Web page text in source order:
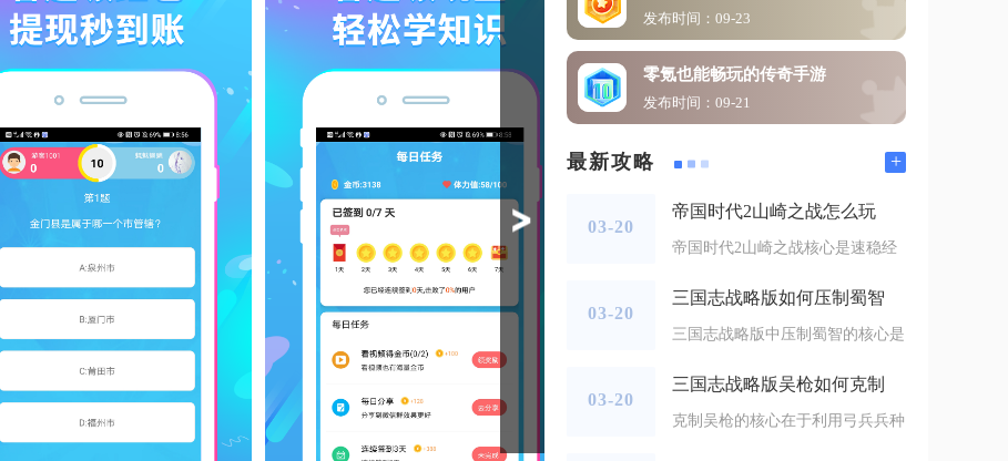
发布时间：09-23
零氪也能畅玩的传奇手游
发布时间：09-21
最新攻略 +
03-20
帝国时代2山崎之战怎么玩
帝国时代2山崎之战核心是速稳经
03-20
三国志战略版如何压制蜀智
三国志战略版中压制蜀智的核心是
03-20
三国志战略版吴枪如何克制
克制吴枪的核心在于利用弓兵兵种